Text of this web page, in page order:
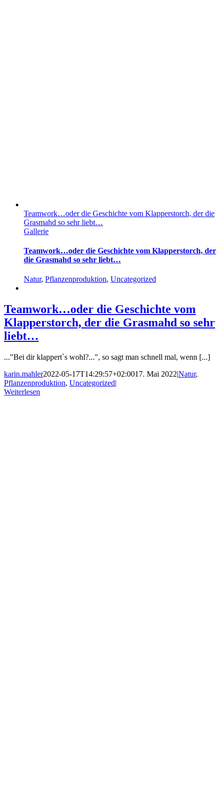
Teamwork…oder die Geschichte vom Klapperstorch, der die
Grasmahd so sehr liebt…
Gallerie
Teamwork…oder die Geschichte vom Klapperstorch, der
die Grasmahd so sehr liebt…
Natur, Pflanzenproduktion, Uncategorized
Teamwork…oder die Geschichte vom
Klapperstorch, der die Grasmahd so sehr
liebt…
..."Bei dir klappert`s wohl?...", so sagt man schnell mal, wenn [...]
karin.mahler2022-05-17T14:29:57+02:0017. Mai 2022|Natur,
Pflanzenproduktion, Uncategorized|
Weiterlesen